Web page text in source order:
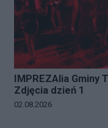
IMPREZAlia Gminy
Zdjęcia dzień 1
Data dodania galerii:
02.08.2026